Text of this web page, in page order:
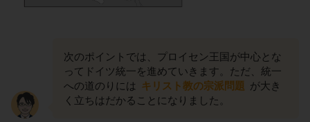
次のポイントでは、プロイセン王国が中心とな
ってドイツ統一を進めていきます。ただ、統一
への道のりには キリスト教の宗派問題 が大き
く立ちはだかることになりました。